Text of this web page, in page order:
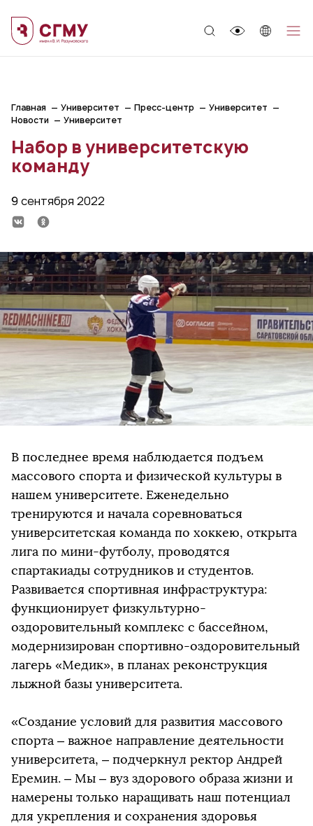
Главная Университет Пресс-центр
Университет
Новости
Университет
Набор в университетскую
команду
9 сентября 2022
В последнее время наблюдается подъем
массового спорта и физической культуры в
нашем университете. Еженедельно
тренируются и начала соревноваться
университетская команда по хоккею, открыта
лига по мини-футболу, проводятся
спартакиады сотрудников и студентов.
Развивается спортивная инфраструктура:
функционирует физкультурно-
оздоровительный комплекс с бассейном,
модернизирован спортивно-оздоровительный
лагерь «Медик», в планах реконструкция
лыжной базы университета.
«Создание условий для развития массового
спорта – важное направление деятельности
университета, – подчеркнул ректор Андрей
Еремин. – Мы – вуз здорового образа жизни и
намерены только наращивать наш потенциал
для укрепления и сохранения здоровья